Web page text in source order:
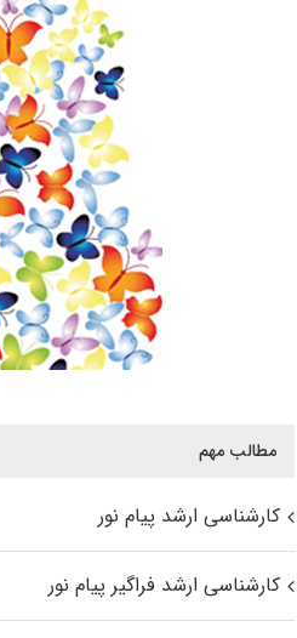
مطالب مهم
کارشناسی ارشد پیام نور
کارشناسی ارشد فراگیر پیام نور